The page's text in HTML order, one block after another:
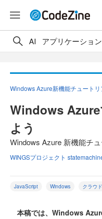
AI アプリケーショ
Windows Azure新機能チュートリ
Windows
よう
Windows Azure 新機能チュ
WINGSプロジェクト
JavaScript Windows クラウド
本稿では、Windows